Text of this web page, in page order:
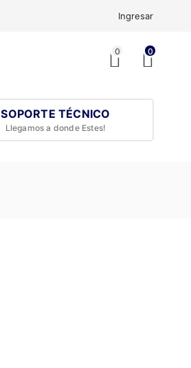
Ingresar
0 0
SOPORTE TÉCNICO
Llegamos a donde Estes!